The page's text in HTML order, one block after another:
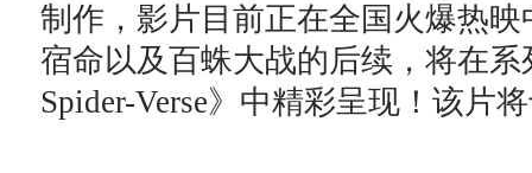
制作，影片目前正在全国火爆热
宿命以及百蛛大战的后续，将在系
Spider-Verse》中精彩呈现！该片